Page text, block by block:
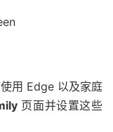
用 Edge 以及家庭
页面并设置这些